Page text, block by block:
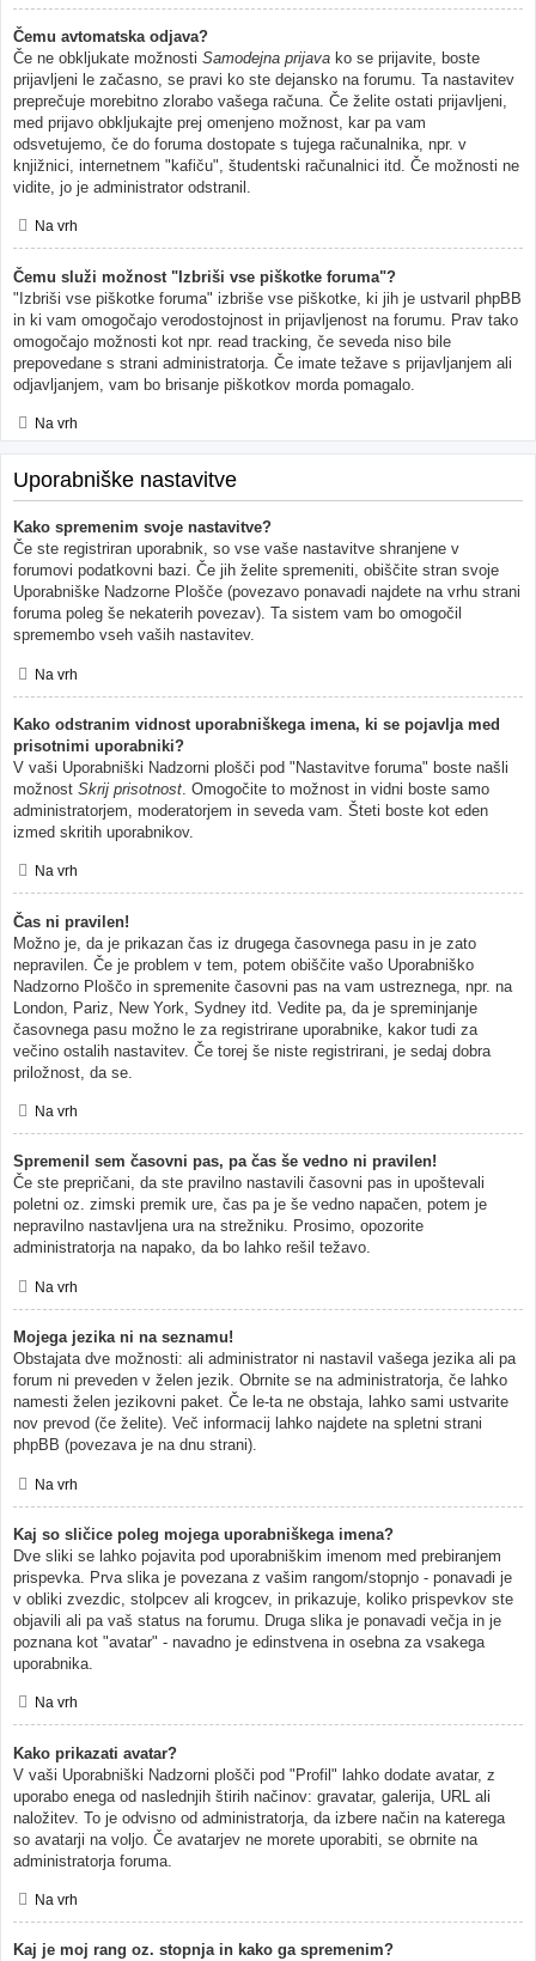
Čemu avtomatska odjava?
Če ne obkljukate možnosti Samodejna prijava ko se prijavite, boste
prijavljeni le začasno, se pravi ko ste dejansko na forumu. Ta nastavitev
preprečuje morebitno zlorabo vašega računa. Če želite ostati prijavljeni,
med prijavo obkljukajte prej omenjeno možnost, kar pa vam
odsvetujemo, če do foruma dostopate s tujega računalnika, npr. v
knjižnici, internetnem "kafiču", študentski računalnici itd. Če možnosti ne
vidite, jo je administrator odstranil.
Na vrh
Čemu služi možnost "Izbriši vse piškotke foruma"?
"Izbriši vse piškotke foruma" izbriše vse piškotke, ki jih je ustvaril phpBB
in ki vam omogočajo verodostojnost in prijavljenost na forumu. Prav tako
omogočajo možnosti kot npr. read tracking, če seveda niso bile
prepovedane s strani administratorja. Če imate težave s prijavljanjem ali
odjavljanjem, vam bo brisanje piškotkov morda pomagalo.
Na vrh
Uporabniške nastavitve
Kako spremenim svoje nastavitve?
Če ste registriran uporabnik, so vse vaše nastavitve shranjene v
forumovi podatkovni bazi. Če jih želite spremeniti, obiščite stran svoje
Uporabniške Nadzorne Plošče (povezavo ponavadi najdete na vrhu strani
foruma poleg še nekaterih povezav). Ta sistem vam bo omogočil
spremembo vseh vaših nastavitev.
Na vrh
Kako odstranim vidnost uporabniškega imena, ki se pojavlja med
prisotnimi uporabniki?
V vaši Uporabniški Nadzorni plošči pod "Nastavitve foruma" boste našli
možnost Skrij prisotnost . Omogočite to možnost in vidni boste samo
administratorjem, moderatorjem in seveda vam. Šteti boste kot eden
izmed skritih uporabnikov.
Na vrh
Čas ni pravilen!
Možno je, da je prikazan čas iz drugega časovnega pasu in je zato
nepravilen. Če je problem v tem, potem obiščite vašo Uporabniško
Nadzorno Ploščo in spremenite časovni pas na vam ustreznega, npr. na
London, Pariz, New York, Sydney itd. Vedite pa, da je spreminjanje
časovnega pasu možno le za registrirane uporabnike, kakor tudi za
večino ostalih nastavitev. Če torej še niste registrirani, je sedaj dobra
priložnost, da se.
Na vrh
Spremenil sem časovni pas, pa čas še vedno ni pravilen!
Če ste prepričani, da ste pravilno nastavili časovni pas in upoštevali
poletni oz. zimski premik ure, čas pa je še vedno napačen, potem je
nepravilno nastavljena ura na strežniku. Prosimo, opozorite
administratorja na napako, da bo lahko rešil težavo.
Na vrh
Mojega jezika ni na seznamu!
Obstajata dve možnosti: ali administrator ni nastavil vašega jezika ali pa
forum ni preveden v želen jezik. Obrnite se na administratorja, če lahko
namesti želen jezikovni paket. Če le-ta ne obstaja, lahko sami ustvarite
nov prevod (če želite). Več informacij lahko najdete na spletni strani
phpBB (povezava je na dnu strani).
Na vrh
Kaj so sličice poleg mojega uporabniškega imena?
Dve sliki se lahko pojavita pod uporabniškim imenom med prebiranjem
prispevka. Prva slika je povezana z vašim rangom/stopnjo - ponavadi je
v obliki zvezdic, stolpcev ali krogcev, in prikazuje, koliko prispevkov ste
objavili ali pa vaš status na forumu. Druga slika je ponavadi večja in je
poznana kot "avatar" - navadno je edinstvena in osebna za vsakega
uporabnika.
Na vrh
Kako prikazati avatar?
V vaši Uporabniški Nadzorni plošči pod "Profil" lahko dodate avatar, z
uporabo enega od naslednjih štirih načinov: gravatar, galerija, URL ali
naložitev. To je odvisno od administratorja, da izbere način na katerega
so avatarji na voljo. Če avatarjev ne morete uporabiti, se obrnite na
administratorja foruma.
Na vrh
Kaj je moj rang oz. stopnja in kako ga spremenim?